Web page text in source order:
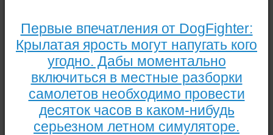
Первые впечатления от DogFighter:
Крылатая ярость могут напугать кого
угодно. Дабы моментально
включиться в местные разборки
самолетов необходимо провести
десяток часов в каком-нибудь
серьезном летном симуляторе.